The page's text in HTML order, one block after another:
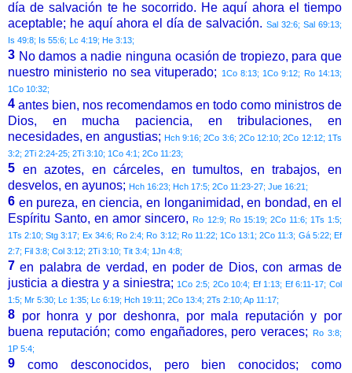
día de salvación te he socorrido. He aquí ahora el tiempo
aceptable; he aquí ahora el día de salvación. Sal 32:6; Sal 69:13;
Is 49:8; Is 55:6; Lc 4:19; He 3:13;
3 No damos a nadie ninguna ocasión de tropiezo, para que
nuestro ministerio no sea vituperado;
1Co 8:13; 1Co 9:12; Ro 14:13;
1Co 10:32;
4 antes bien, nos recomendamos en todo como ministros de
Dios, en mucha paciencia, en tribulaciones, en
necesidades, en angustias; Hch 9:16; 2Co 3:6; 2Co 12:10; 2Co 12:12; 1Ts
3:2; 2Ti 2:24-25; 2Ti 3:10; 1Co 4:1; 2Co 11:23;
5 en azotes, en cárceles, en tumultos, en trabajos, en
desvelos, en ayunos; Hch 16:23; Hch 17:5; 2Co 11:23-27; Jue 16:21;
6 en pureza, en ciencia, en longanimidad, en bondad, en el
Espíritu Santo, en amor sincero,Ro 12:9; Ro 15:19; 2Co 11:6; 1Ts 1:5;
1Ts 2:10; Stg 3:17; Ex 34:6; Ro 2:4; Ro 3:12; Ro 11:22; 1Co 13:1; 2Co 11:3; Gá 5:22; Ef
2:7; Fil 3:8; Col 3:12; 2Ti 3:10; Tit 3:4; 1Jn 4:8;
7en palabra de verdad, en poder de Dios, con armas de
justicia a diestra y a siniestra; 1Co 2:5; 2Co 10:4; Ef 1:13; Ef 6:11-17; Col
1:5; Mr 5:30; Lc 1:35; Lc 6:19; Hch 19:11; 2Co 13:4; 2Ts 2:10; Ap 11:17;
8 por honra y por deshonra, por mala reputación y por
buena reputación; como engañadores, pero veraces;Ro 3:8;
1P 5:4;
9 como desconocidos, pero bien conocidos; como